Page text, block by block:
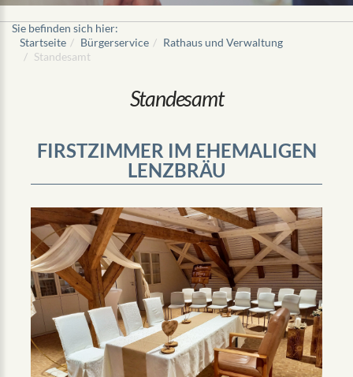
Sie befinden sich hier:
Startseite
Bürgerservice
Rathaus und Verwaltung
Standesamt
Standesamt
FIRSTZIMMER IM EHEMALIGEN
LENZBRÄU